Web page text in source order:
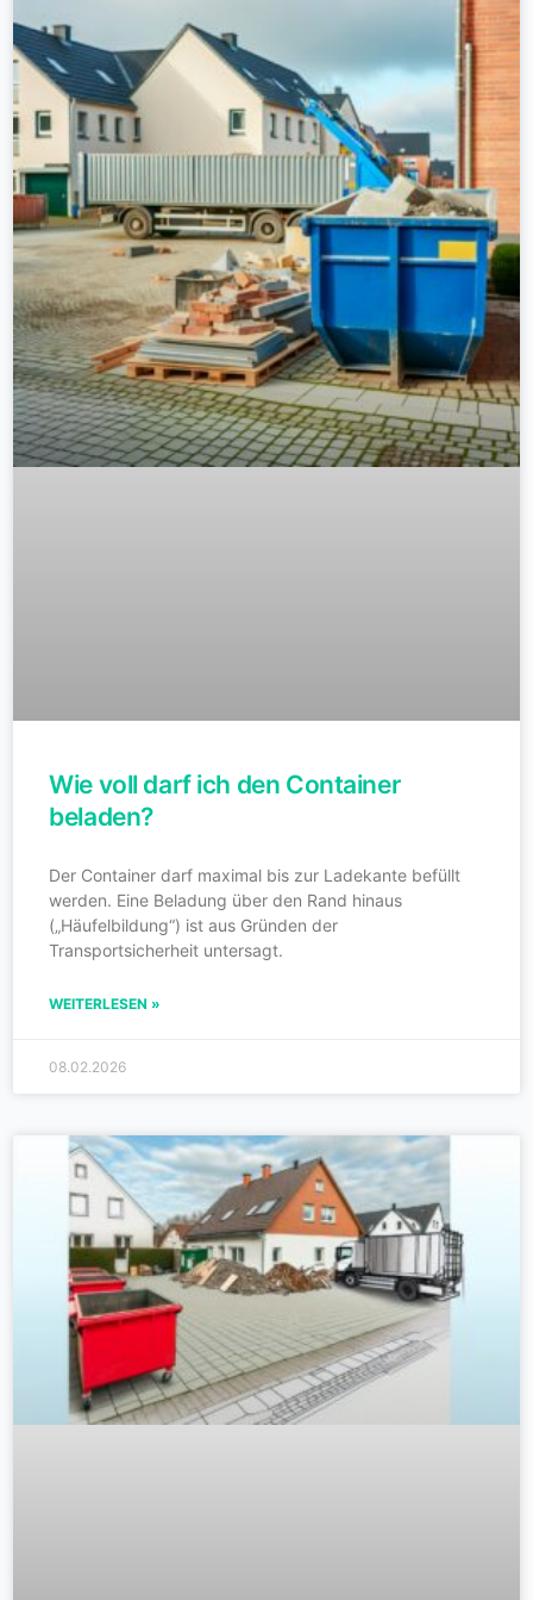
Wie voll darf ich den Container
beladen?
Der Container darf maximal bis zur Ladekante befüllt
werden. Eine Beladung über den Rand hinaus
(„Häufelbildung“) ist aus Gründen der
Transportsicherheit untersagt.
WEITERLESEN »
08.02.2026